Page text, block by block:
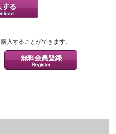
入することができます。